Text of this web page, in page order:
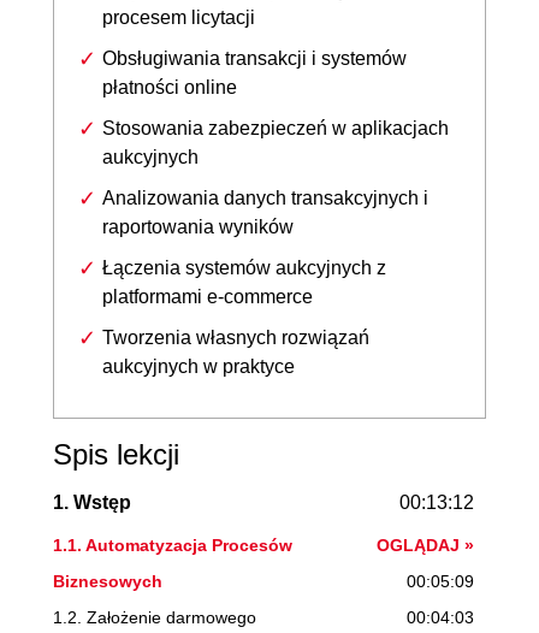
procesem licytacji
Obsługiwania transakcji i systemów
płatności online
Stosowania zabezpieczeń w aplikacjach
aukcyjnych
Analizowania danych transakcyjnych i
raportowania wyników
Łączenia systemów aukcyjnych z
platformami e-commerce
Tworzenia własnych rozwiązań
aukcyjnych w praktyce
Spis lekcji
1. Wstęp 00:13:12
1.1. Automatyzacja Procesów
Biznesowych
OGLĄDAJ »
00:05:09
1.2. Założenie darmowego
00:04:03